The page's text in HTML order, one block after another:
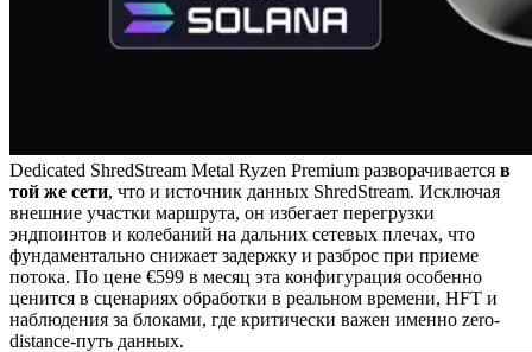
Dedicated ShredStream Metal Ryzen Premium разворачивается в
той же сети, что и источник данных ShredStream. Исключая
внешние участки маршрута, он избегает перегрузки
эндпоинтов и колебаний на дальних сетевых плечах, что
фундаментально снижает задержку и разброс при приеме
потока. По цене €599 в месяц эта конфигурация особенно
ценится в сценариях обработки в реальном времени, HFT и
наблюдения за блоками, где критически важен именно zero-
distance-путь данных.